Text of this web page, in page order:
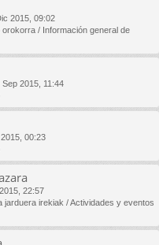
2015, 09:02
orokorra / Información general de
Sep 2015, 11:44
00:23
22:57
jarduera irekiak / Actividades y eventos